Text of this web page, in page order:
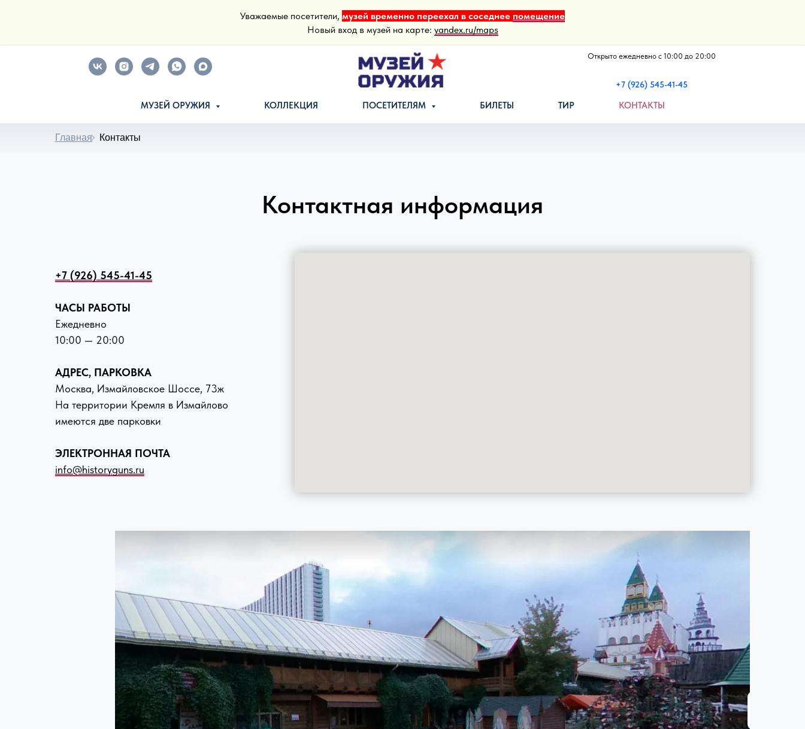
Уважаемые посетители, музей временно переехал в соседнее помещение
Новый вход в музей на карте: yandex.ru/maps
Открыто ежедневно с 10:00 до 20:00
+7 (926) 545-41-45
МУЗЕЙ ОРУЖИЯ КОЛЛЕКЦИЯ ПОСЕТИТЕЛЯМ БИЛЕТЫ ТИР КОНТАКТЫ
Главная Контакты
Контактная информация
+7 (926) 545-41-45
ЧАСЫ РАБОТЫ
Ежедневно
10:00 — 20:00
АДРЕС, ПАРКОВКА
Москва, Измайловское Шоссе, 73ж
На территории Кремля в Измайлово
имеются две парковки
ЭЛЕКТРОННАЯ ПОЧТА
info@historyguns.ru